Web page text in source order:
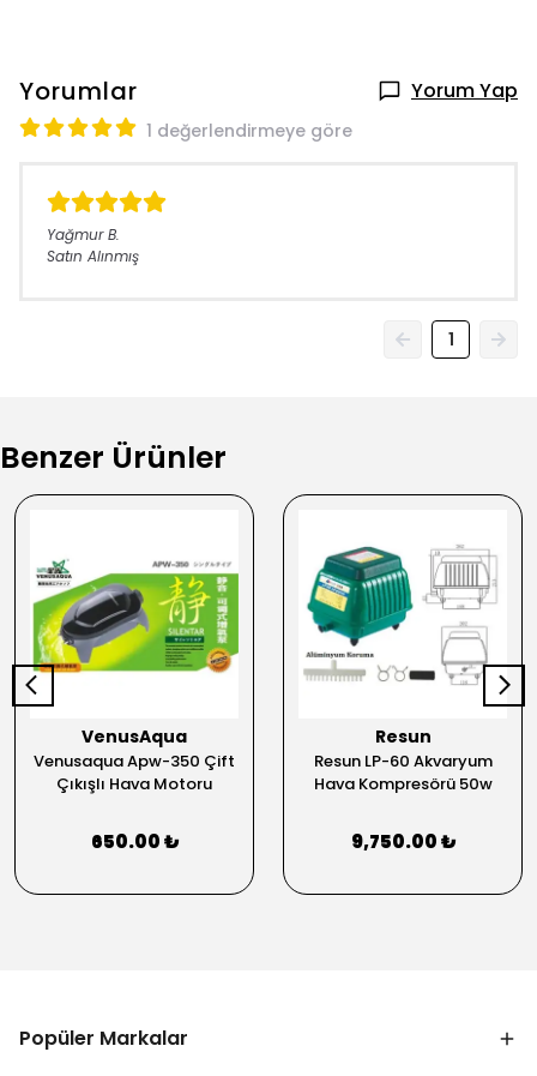
Yorumlar Yorum Yap
1 değerlendirmeye göre
Yağmur B.
Satın Alınmış
1
Benzer Ürünler
VenusAqua
Venusaqua Apw-350 Çift
Çıkışlı Hava Motoru
650.00 ₺
Resun
Resun LP-60 Akvaryum
Hava Kompresörü 50w
9,750.00 ₺
Popüler Markalar